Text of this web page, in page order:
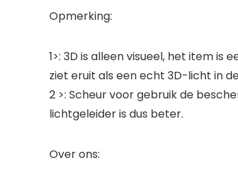
Opmerking:
1>: 3D is alleen visueel, het item
ziet eruit als een echt 3D-licht in
2 >: Scheur voor gebruik de
lichtgeleider is dus beter.
Over ons: